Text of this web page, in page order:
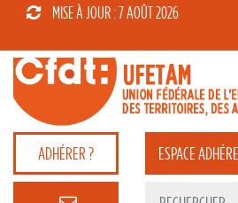
MISE À JOUR : 7 AOÛT 2026
ADHÉRER ? ESPACE